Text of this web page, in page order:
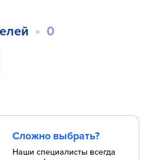
0
Сложно выбрать?
Наши специалисты всегда